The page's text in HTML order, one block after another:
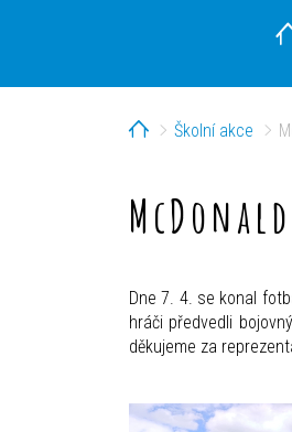
HomeŠkolní akce
Dne 7. 4. se konal
hráči předvedli
děkujeme za